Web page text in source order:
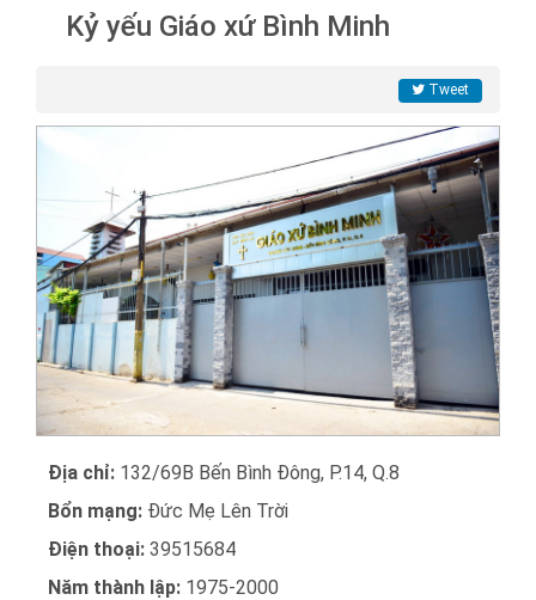
Kỷ yếu Giáo xứ Bình Minh
Tweet
Địa chỉ: 132/69B Bến Bình Đông, P.14, Q.8
Bổn mạng: Đức Mẹ Lên Trời
Điện thoại: 39515684
Năm thành lập: 1975-2000